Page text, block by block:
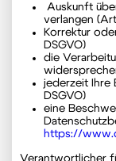
Auskunft
verlangen
Korrektur
DSGVO)
die
jederzeit Ihre
DSGVO)
eine
https://
Verantwortlicher